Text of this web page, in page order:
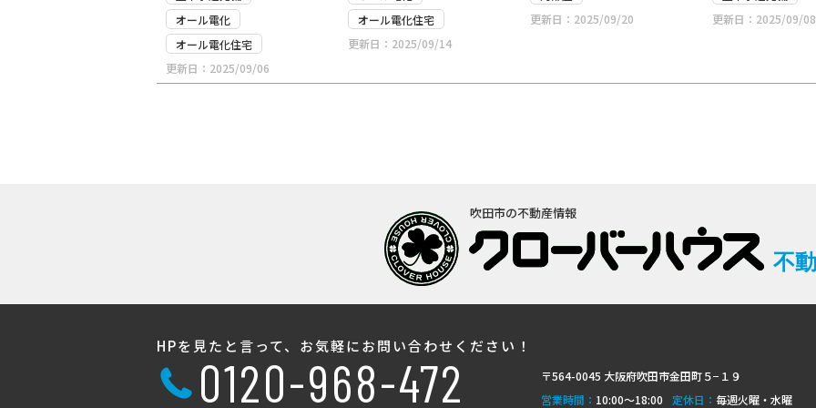
オール電化
オール電化住宅
更新日：2025/09/06
オール電化住宅
更新日：2025/09/14
更新日：2025/09/20
更新日：2025/09/08
吹田市の不動産情報
不
HPを見たと言って、お気軽にお問い合わせください！
0120-968-472
〒564-0045 大阪府吹田市金田町５−１９
営業時間： 10:00〜18:00 定休日： 毎週火曜・水曜